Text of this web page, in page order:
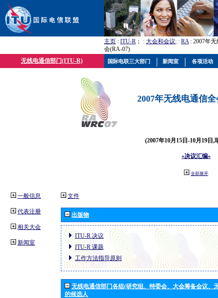
主页 : ITU-R ； : 大会和会议; : RA: 2007年
会(RA-07)
无线电通信部门(ITU-R)
2007年无线电通信
(2007年10月15日-10月19日,
«决议汇编»
全部展开
一般信息
代表注册
相关大会
新闻室
文件
出版物
ITU-R 决议
ITU-R 课题
工作方法指导原则
无线电通信部门各组(研究组、特委会、大会筹备会议、
的候选人
国际电联三大部门 新闻室 各项活动